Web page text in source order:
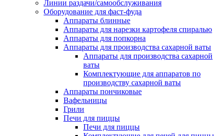
Линии раздачи/самообслуживания
Оборудование для фаст-фуда
Аппараты блинные
Аппараты для нарезки картофеля спиралью
Аппараты для попкорна
Аппараты для производства сахарной ваты
Аппараты для производства сахарной
ваты
Комплектующие для аппаратов по
производству сахарной ваты
Аппараты пончиковые
Вафельницы
Грили
Печи для пиццы
Печи для пиццы